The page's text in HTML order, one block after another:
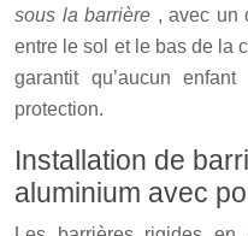
sous la barrière , avec un
entre le sol et le bas de la
garantit qu’aucun
protection.
Installation de
aluminium avec